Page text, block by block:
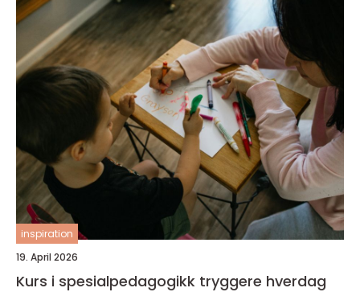
inspiration
19. April 2026
Kurs i spesialpedagogikk tryggere hverdag